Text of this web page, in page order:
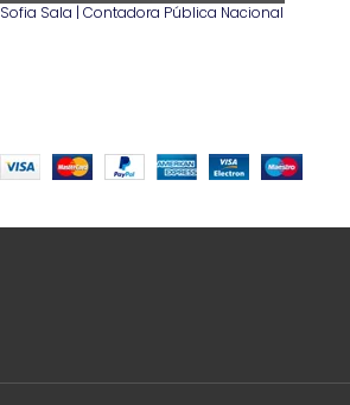
Sofia Sala | Contadora Pública Nacional